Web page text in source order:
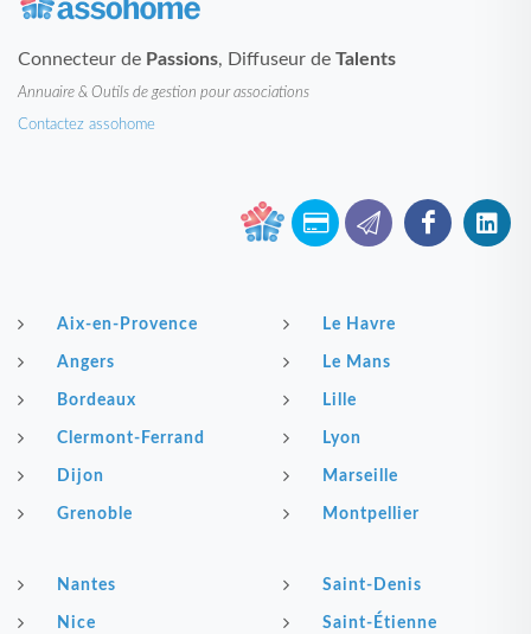
Connecteur de Passions, Diffuseur de Talents
Annuaire & Outils de gestion pour associations
Contactez assohome
Aix-en-Provence
Angers
Bordeaux
Clermont-Ferrand
Dijon
Grenoble
Le Havre
Le Mans
Lille
Lyon
Marseille
Montpellier
Nantes
Nice
Saint-Denis
Saint-Étienne